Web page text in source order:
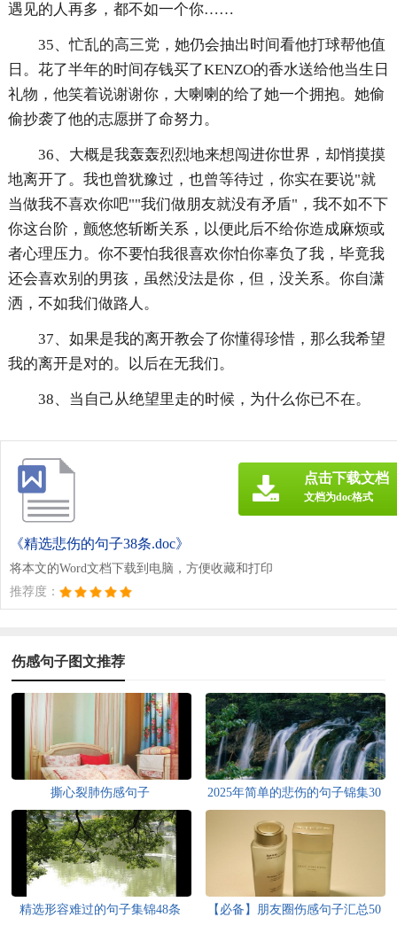
遇见的人再多，都不如一个你……
35、忙乱的高三党，她仍会抽出时间看他打球帮他值
日。花了半年的时间存钱买了KENZO的香水送给他当生日
礼物，他笑着说谢谢你，大喇喇的给了她一个拥抱。她偷
偷抄袭了他的志愿拼了命努力。
36、大概是我轰轰烈烈地来想闯进你世界，却悄摸摸
地离开了。我也曾犹豫过，也曾等待过，你实在要说"就
当做我不喜欢你吧""我们做朋友就没有矛盾"，我不如不下
你这台阶，颤悠悠斩断关系，以便此后不给你造成麻烦或
者心理压力。你不要怕我很喜欢你怕你辜负了我，毕竟我
还会喜欢别的男孩，虽然没法是你，但，没关系。你自潇
洒，不如我们做路人。
37、如果是我的离开教会了你懂得珍惜，那么我希望
我的离开是对的。以后在无我们。
38、当自己从绝望里走的时候，为什么你已不在。
《精选悲伤的句子38条.doc》
将本文的Word文档下载到电脑，方便收藏和打印
推荐度：
点击下载文档
文档为doc格式
伤感句子图文推荐
撕心裂肺伤感句子
2025年简单的悲伤的句子锦集30
条
精选形容难过的句子集锦48条 【必备】朋友圈伤感句子汇总50